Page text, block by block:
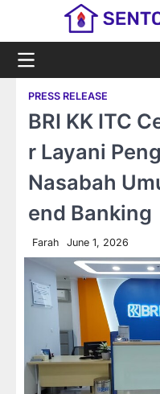
PRESS RELEASE
BRI KK ITC
r Layani
Nasabah
end Banking
Farah June 1, 2026